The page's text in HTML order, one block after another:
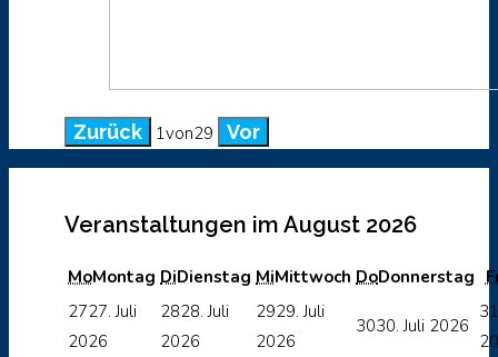
Zurück 1von29 Vor
Veranstaltungen im August 2026
MoMontag DiDienstag MiMittwoch DoDonnerstag
2727. Juli
2026
2828. Juli
2026
2929. Juli
2026
3030. Juli 2026
31